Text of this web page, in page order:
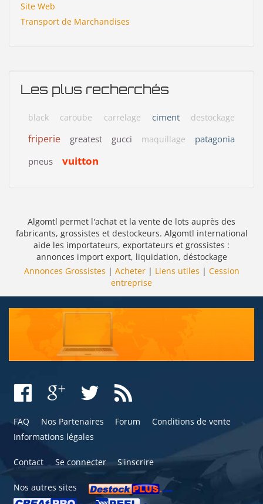
Site Web
Transport de Marchandises
Les plus recherchés
black caroube carrelage ciment destockage
friperie greatest gucci maquillage
patagonia
pneus
vuitton
Algomtl permet l'achat et la vente de lots auprès des
fabricants, grossistes et destockeurs. Algomtl international
aide les importateurs, exportateurs et grossistes :
annonces import export, liquidation, déstockage
Annonces Grossistes | Acheter| Liens utiles | Cession
entreprise
FAQ Nos Partenaires Forum
Conditions de vente
Informations légales
Contact Se connecter S'inscrire
Nos autres sites